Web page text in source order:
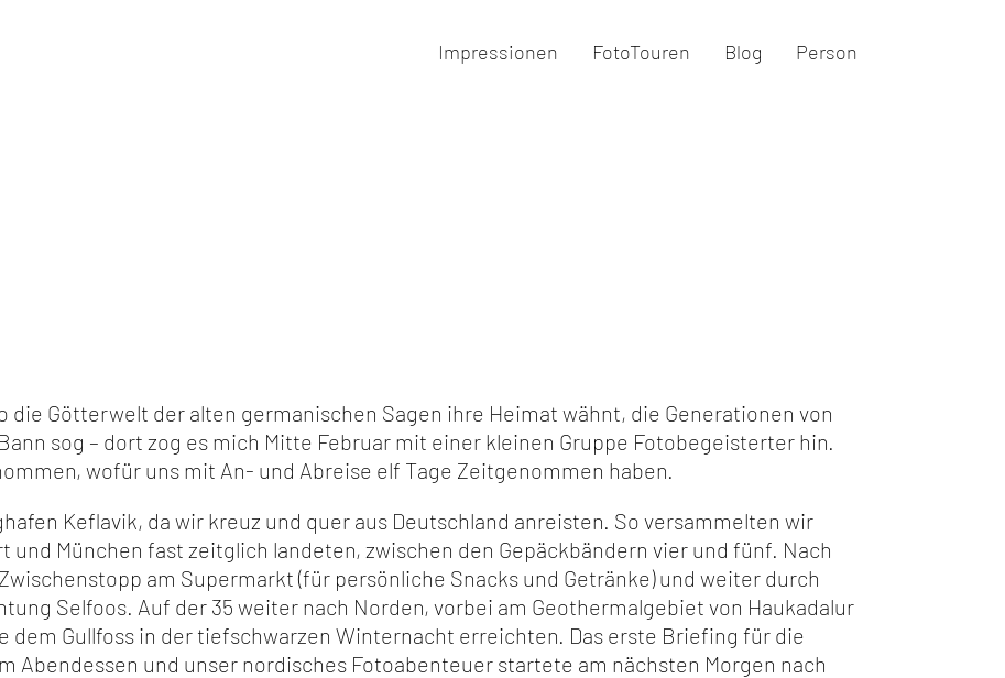
Impressionen FotoTouren Blog Person
die Götterwelt der alten germanischen Sagen ihre Heimat wähnt, die Generationen von
sog – dort zog es mich Mitte Februar mit einer kleinen Gruppe Fotobegeisterter hin.
wofür uns mit An- und Abreise elf Tage Zeitgenommen haben.
Keflavik, da wir kreuz und quer aus Deutschland anreisten. So versammelten wir
und München fast zeitglich landeten, zwischen den Gepäckbändern vier und fünf. Nach
am Supermarkt (für persönliche Snacks und Getränke) und weiter durch
Selfoos. Auf der 35 weiter nach Norden, vorbei am Geothermalgebiet von Haukadalur
dem Gullfoss in der tiefschwarzen Winternacht erreichten. Das erste Briefing für die
Abendessen und unser nordisches Fotoabenteuer startete am nächsten Morgen nach